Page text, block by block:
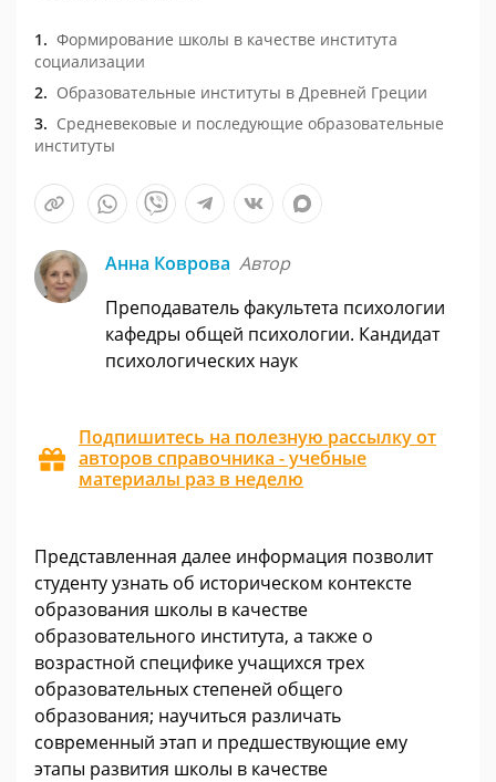
Формирование школы в качестве института
социализации
Образовательные институты в Древней Греции
Средневековые и последующие образовательные
институты
Анна Коврова Автор
Преподаватель факультета психологии
кафедры общей психологии. Кандидат
психологических наук
Подпишитесь на полезную рассылку от
авторов справочника - учебные
материалы раз в неделю
Представленная далее информация позволит
студенту узнать об историческом контексте
образования школы в качестве
образовательного института, а также о
возрастной специфике учащихся трех
образовательных степеней общего
образования; научиться различать
современный этап и предшествующие ему
этапы развития школы в качестве